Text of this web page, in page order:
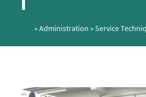
» Administration » Service